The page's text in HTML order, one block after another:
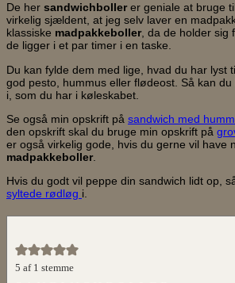
De her sandwichbollerer geniale at bruge
virkelig sjældent, at jeg selv laver en
klassiske madpakkeboller, da de holder sig
de ligger i et par timer i en taske.
Du kan fylde dem med lige, hvad du har lyst
god pesto, hummus eller flødeost. Så kan
i, som du har i køleskabet.
Se også min opskrift på sandwich med
den opskrift skal du bruge min opskrift på
er også virkelig gode, hvis du gerne vil have
madpakkeboller.
Hvis du godt vil peppe din sandwich lidt op,
syltede rødløg i.
5 af 1 stemme